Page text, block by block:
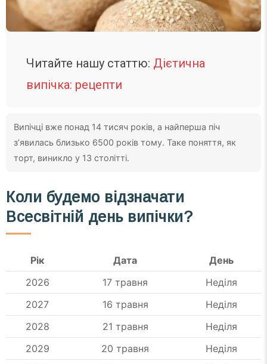
Читайте нашу статтю: Дієтична
випічка: рецепти
Випічці вже понад 14 тисяч років, а найперша піч
з’явилась близько 6500 років тому. Таке поняття, як
торт, виникло у 13 столітті.
Коли будемо відзначати
Всесвітній день випічки?
Рік Дата
День
2026
17 травня
Неділя
2027
16 травня
Неділя
2028
21 травня
Неділя
2029
20 травня
Неділя